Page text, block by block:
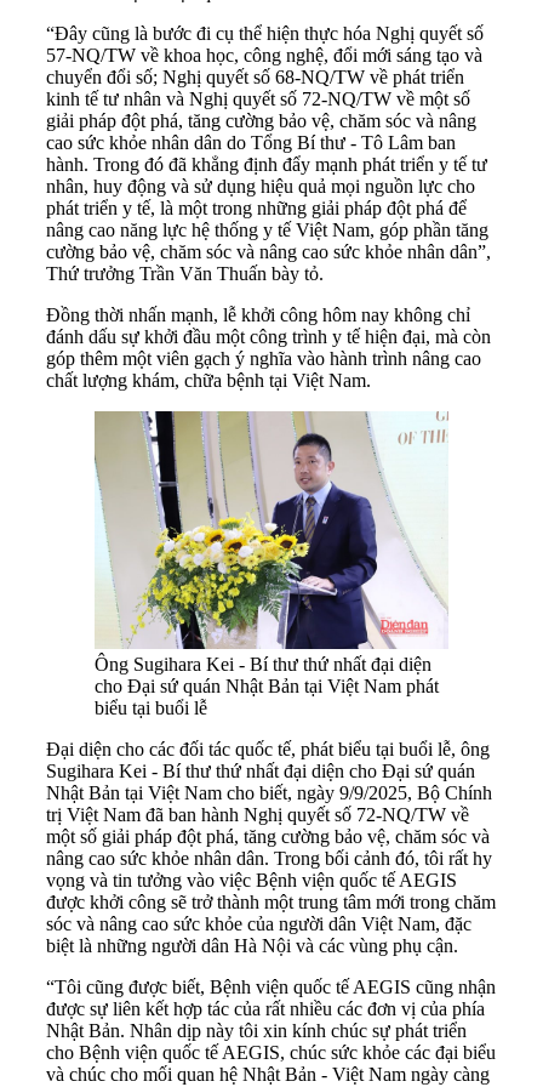
“Đây cũng là bước đi cụ thể hiện thực hóa Nghị quyết số
57-NQ/TW về khoa học, công nghệ, đổi mới sáng tạo và
chuyển đổi số; Nghị quyết số 68-NQ/TW về phát triển
kinh tế tư nhân và Nghị quyết số 72-NQ/TW về một số
giải pháp đột phá, tăng cường bảo vệ, chăm sóc và nâng
cao sức khỏe nhân dân do Tổng Bí thư - Tô Lâm ban
hành. Trong đó đã khẳng định đẩy mạnh phát triển y tế tư
nhân, huy động và sử dụng hiệu quả mọi nguồn lực cho
phát triển y tế, là một trong những giải pháp đột phá để
nâng cao năng lực hệ thống y tế Việt Nam, góp phần tăng
cường bảo vệ, chăm sóc và nâng cao sức khỏe nhân dân”,
Thứ trưởng Trần Văn Thuấn bày tỏ.
Đồng thời nhấn mạnh, lễ khởi công hôm nay không chỉ
đánh dấu sự khởi đầu một công trình y tế hiện đại, mà còn
góp thêm một viên gạch ý nghĩa vào hành trình nâng cao
chất lượng khám, chữa bệnh tại Việt Nam.
Ông Sugihara Kei - Bí thư thứ nhất đại diện
cho Đại sứ quán Nhật Bản tại Việt Nam phát
biểu tại buổi lễ
Đại diện cho các đối tác quốc tế, phát biểu tại buổi lễ, ông
Sugihara Kei - Bí thư thứ nhất đại diện cho Đại sứ quán
Nhật Bản tại Việt Nam cho biết, ngày 9/9/2025, Bộ Chính
trị Việt Nam đã ban hành Nghị quyết số 72-NQ/TW về
một số giải pháp đột phá, tăng cường bảo vệ, chăm sóc và
nâng cao sức khỏe nhân dân. Trong bối cảnh đó, tôi rất hy
vọng và tin tưởng vào việc Bệnh viện quốc tế AEGIS
được khởi công sẽ trở thành một trung tâm mới trong chăm
sóc và nâng cao sức khỏe của người dân Việt Nam, đặc
biệt là những người dân Hà Nội và các vùng phụ cận.
“Tôi cũng được biết, Bệnh viện quốc tế AEGIS cũng nhận
được sự liên kết hợp tác của rất nhiều các đơn vị của phía
Nhật Bản. Nhân dịp này tôi xin kính chúc sự phát triển
cho Bệnh viện quốc tế AEGIS, chúc sức khỏe các đại biểu
và chúc cho mối quan hệ Nhật Bản - Việt Nam ngày càng